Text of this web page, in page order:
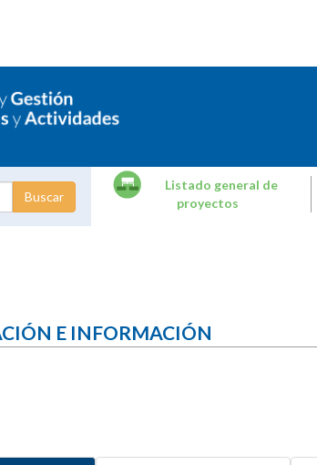
Listado general de
proyectos
E INFORMACIÓN